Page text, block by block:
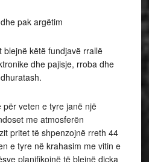
pak argëtim
këtë fundjavë rrallë
dhe pajisje, rroba dhe
veten e tyre janë një
me atmosferën
pritet të shpenzojnë rreth 44
e tyre në krahasim me vitin e
planifikojnë të blejnë diçka